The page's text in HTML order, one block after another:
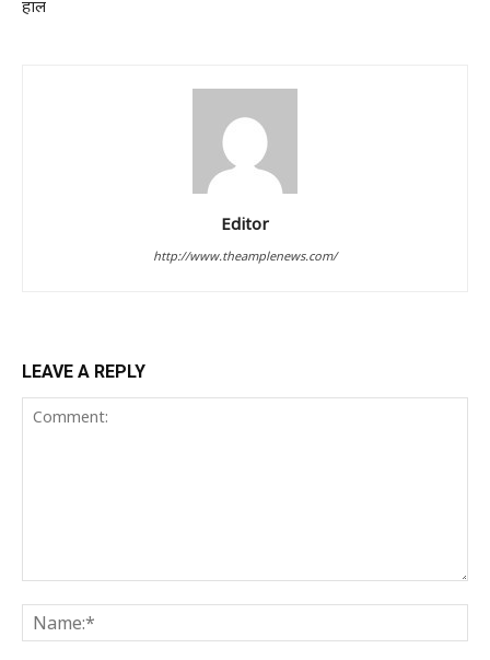
हाल
Editor
http://www.theamplenews.com/
LEAVE A REPLY